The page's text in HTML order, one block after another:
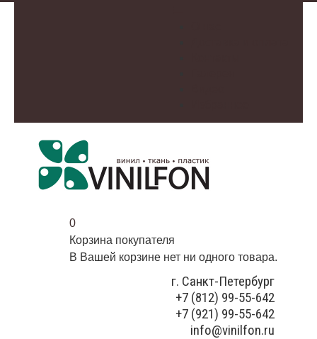
0
Корзина покупателя
В Вашей корзине нет ни одного товара.
г. Санкт-Петербург
+7 (812) 99-55-642
+7 (921) 99-55-642
info@vinilfon.ru